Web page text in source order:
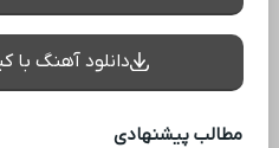
دانلود آهنگ با
مطالب پیشنهادی